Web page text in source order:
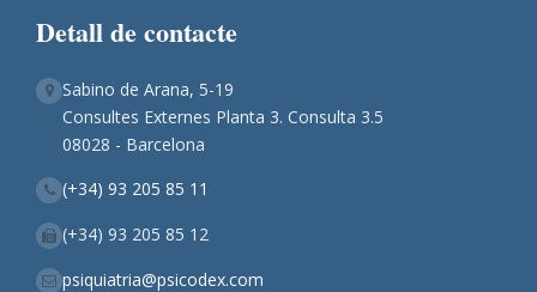
Detall de contacte
Sabino de Arana, 5-19
Consultes Externes Planta 3. Consulta 3.5
08028 - Barcelona
(+34) 93 205 85 11
(+34) 93 205 85 12
psiquiatria@psicodex.com